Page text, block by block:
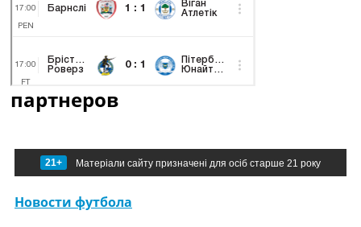
партнеров
21+ Матеріали сайту призначені для осіб старше 21 року
Новости футбола